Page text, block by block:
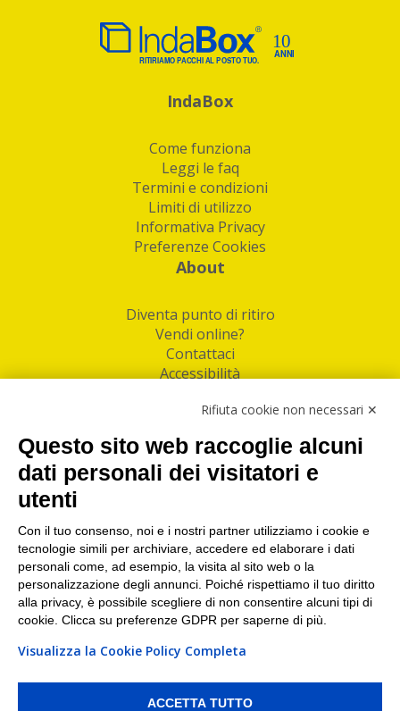
IndaBox
Come funziona
Leggi le faq
Termini e condizioni
Limiti di utilizzo
Informativa Privacy
Preferenze Cookies
About
Diventa punto di ritiro
Vendi online?
Contattaci
Accessibilità
Facebook
Linkedin
I nostri punti di ritiro e spedizione pacchi nelle
maggiori città italiane
Torino|Milano|Roma|Bologna|Firenze| Genova
Napoli|Varese
PI/CF/N°Iscr.: 10821360012 | REA: RM 1494760 | Cap.Soc.: 50.000€ |
Whistleblowing|Privacy |Preferenze Cookies
Rifiuta cookie non necessari ✕
Questo sito web raccoglie alcuni
dati personali dei visitatori e
utenti
Con il tuo consenso, noi e i nostri partner utilizziamo i cookie e
tecnologie simili per archiviare, accedere ed elaborare i dati
personali come, ad esempio, la visita al sito web o la
personalizzazione degli annunci. Poiché rispettiamo il tuo diritto
alla privacy, è possibile scegliere di non consentire alcuni tipi di
cookie. Clicca su preferenze GDPR per saperne di più.
Visualizza la Cookie Policy Completa
ACCETTA TUTTO